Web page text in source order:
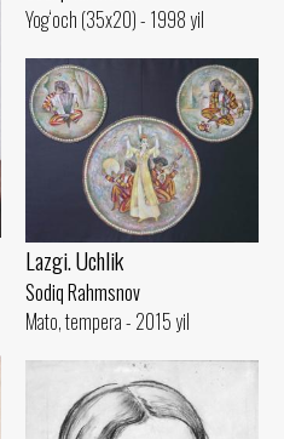
Yog‘och (35x20) - 1998 yil
Lazgi. Uchlik
Sodiq Rahmsnov
Mato, tempera - 2015 yil